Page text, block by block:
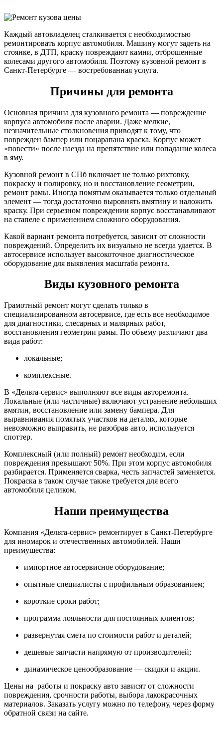
Каждый автовладелец сталкивается с необходимостью
ремонтировать корпус автомобиля. Машину могут задеть на
стоянке, в ДТП, краску повреждают камни, отброшенные
колесами другого автомобиля. Поэтому кузовной ремонт в
Санкт-Петербурге — востребованная услуга.
Причины для ремонта
Основная причина для кузовного ремонта — повреждение
корпуса автомобиля после аварии. Даже мелкие,
незначительные столкновения приводят к тому, что
поврежден бампер или поцарапана краска. Корпус может
«повести» после наезда на препятствие или попадание колеса
в яму.
Кузовной ремонт в СПб включает не только рихтовку,
покраску и полировку, но и восстановление геометрии,
ремонт рамы. Иногда помятым оказывается только отдельный
элемент — тогда достаточно выровнять вмятину и наложить
краску. При серьезном повреждении корпус восстанавливают
на стапеле с применением сложного оборудования.
Какой вариант ремонта потребуется, зависит от сложности
повреждений. Определить их визуально не всегда удается. В
автосервисе использует высокоточное диагностическое
оборудование для выявления масштаба ремонта.
Виды кузовного ремонта
Грамотный ремонт могут сделать только в
специализированном автосервисе, где есть все необходимое
для диагностики, слесарных и малярных работ,
восстановления геометрии рамы. По объему различают два
вида работ:
локальные;
комплексные.
В «Дельта-сервис» выполняют все виды авторемонта.
Локальные (или частичные) включают устранение небольших
вмятин, восстановление или замену бампера. Для
выравнивания помятых участков на деталях, которые
невозможно выправить, не разобрав авто, используется
споттер.
Комплексный (или полный) ремонт необходим, если
повреждения превышают 50%. При этом корпус автомобиля
разбирается. Применяется сварка, честь запчастей заменяется.
Покраска в таком случае также требуется для всего
автомобиля целиком.
Наши преимущества
Компания «Дельта-сервис» ремонтирует в Санкт-Петербурге
для иномарок и отечественных автомобилей. Наши
преимущества:
импортное автосервисное оборудование;
опытные специалисты с профильным образованием;
короткие сроки работ;
программа лояльности для постоянных клиентов;
развернутая смета по стоимости работ и деталей;
дешевые запчасти напрямую от производителей;
динамическое ценообразование — скидки и акции.
Цены на работы и покраску авто зависят от сложности
повреждения, срочности работы, выбора лакокрасочных
материалов. Заказать услугу можно по телефону, через форму
обратной связи на сайте.